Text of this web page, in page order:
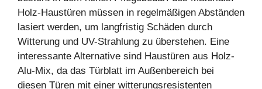
Holz-Haustüren müssen in regelmäßigen Abständen
lasiert werden, um langfristig Schäden durch
Witterung und UV-Strahlung zu überstehen. Eine
interessante Alternative sind Haustüren aus Holz-
Alu-Mix, da das Türblatt im Außenbereich bei
diesen Türen mit einer witterungsresistenten